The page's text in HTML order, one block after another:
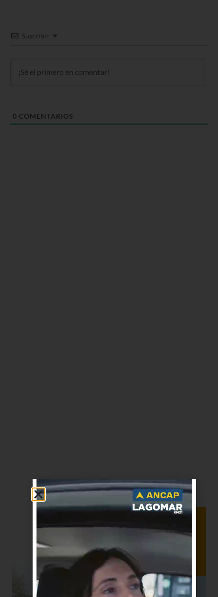
Suscribir
0 COMENTARIOS